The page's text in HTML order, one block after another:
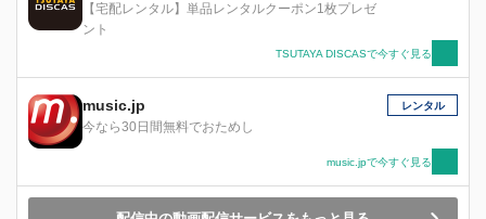
【宅配レンタル】単品レンタルクーポン1枚プレゼ
ント
TSUTAYA DISCASで今すぐ見る
music.jp
今なら30日間無料でおためし
レンタル
music.jpで今すぐ見る